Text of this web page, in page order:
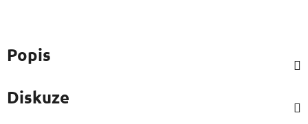
Popis
Diskuze